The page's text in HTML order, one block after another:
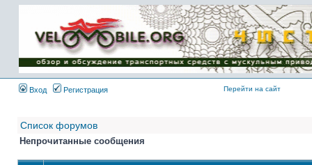
Имя пользователя:
Пароль:
{ LOG_ME_IN_SHORT
}
Вход
Регистрация Перейти на сайт
Список форумов
Непрочитанные сообщения